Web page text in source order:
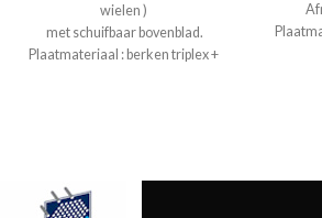
wielen )
met schuifbaar bovenblad.
Plaatmateriaal : berken triplex +
Kussens niet inbegrepen
PRIJS EN LEVERTIJD OP